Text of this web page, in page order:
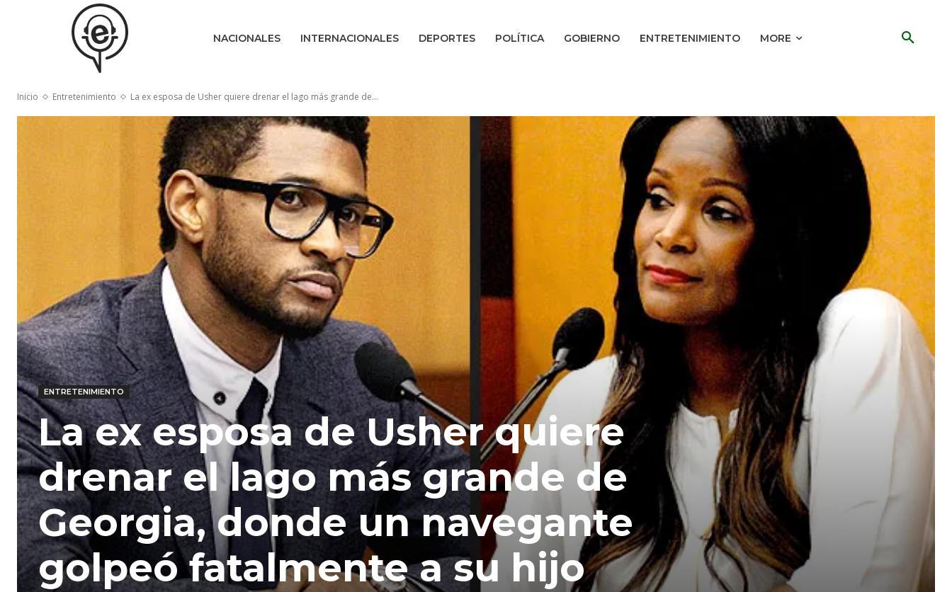
NACIONALES INTERNACIONALES DEPORTES POLÍTICA GOBIERNO ENTRETENIMIENTO MORE
Inicio Entretenimiento La ex esposa de Usher quiere drenar el lago más grande de...
ENTRETENIMIENTO
La ex esposa de Usher quiere
drenar el lago más grande de
Georgia, donde un navegante
golpeó fatalmente a su hijo